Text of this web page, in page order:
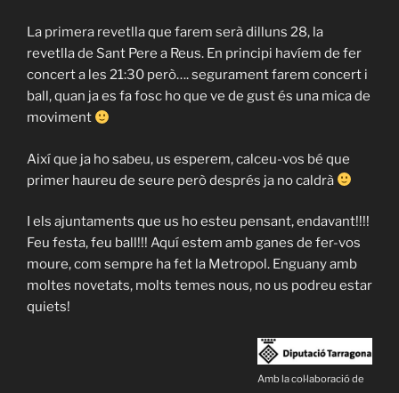
La primera revetlla que farem serà dilluns 28, la
revetlla de Sant Pere a Reus. En principi havíem de fer
concert a les 21:30 però…. segurament farem concert i
ball, quan ja es fa fosc ho que ve de gust és una mica de
moviment
Així que ja ho sabeu, us esperem, calceu-vos bé que
primer haureu de seure però després ja no caldrà
I els ajuntaments que us ho esteu pensant, endavant!!!!
Feu festa, feu ball!!! Aquí estem amb ganes de fer-vos
moure, com sempre ha fet la Metropol. Enguany amb
moltes novetats, molts temes nous, no us podreu estar
quiets!
Amb la col·laboració de